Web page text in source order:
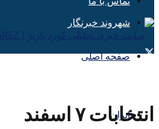
شهروند خبرنگار
صفحه اصلی
ایران
انتخابات ۷ اسفند